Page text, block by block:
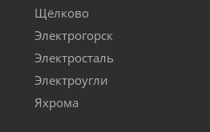
Щёлково
Электрогорск
Электросталь
Электроугли
Яхрома